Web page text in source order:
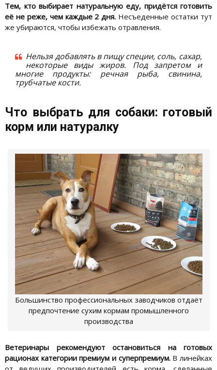
Тем, кто выбирает натуральную еду, придётся готовить
её не реже, чем каждые 2 дня. Несъеденные остатки тут
же убираются, чтобы избежать отравления.
Нельзя добавлять в пищу специи, соль, сахар,
некоторые виды жиров. Под запретом и
многие продукты: речная рыба, свинина,
трубчатые кости.
Что выбрать для собаки: готовый
корм или натуралку
Большинство профессиональных заводчиков отдаёт
предпочтение сухим кормам промышленного
производства
Ветеринары рекомендуют остановиться на готовых
рационах категории премиум и суперпремиум.В линейках